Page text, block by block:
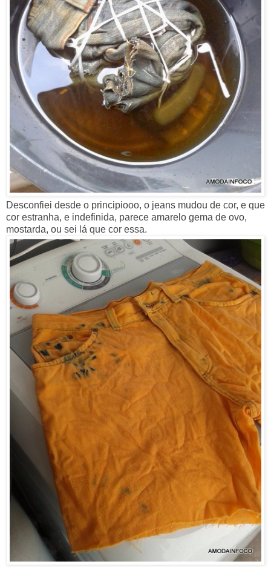
Desconfiei desde o principiooo, o jeans mudou de cor, e que
cor estranha, e indefinida, parece amarelo gema de ovo,
mostarda, ou sei lá que cor essa.